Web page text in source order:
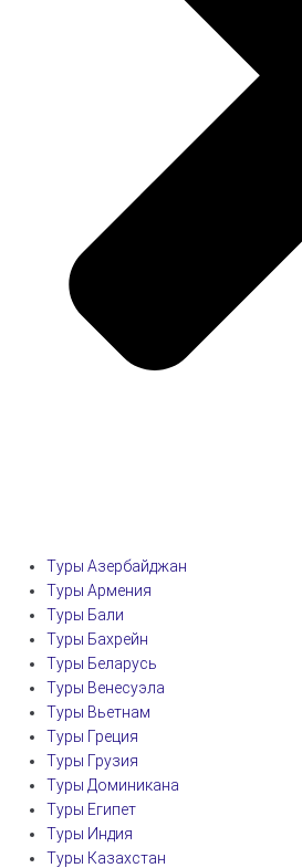
Туры Азербайджан
Туры Армения
Туры Бали
Туры Бахрейн
Туры Беларусь
Туры Венесуэла
Туры Вьетнам
Туры Греция
Туры Грузия
Туры Доминикана
Туры Египет
Туры Индия
Туры Казахстан